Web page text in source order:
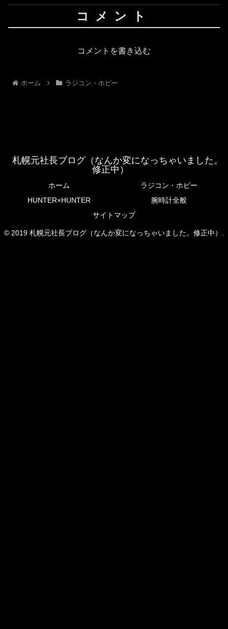
コメント
コメントを書き込む
ホーム ラジコン・ホビー
札幌元社長ブログ（なんか変になっちゃいました。
修正中）
ホーム
ラジコン・ホビー
HUNTER×HUNTER
腕時計全般
サイトマップ
© 2019 札幌元社長ブログ（なんか変になっちゃいました。修正中）.